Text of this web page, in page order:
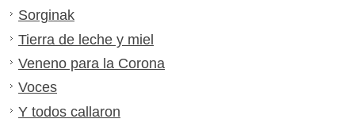
Sorginak
Tierra de leche y miel
Veneno para la Corona
Voces
Y todos callaron